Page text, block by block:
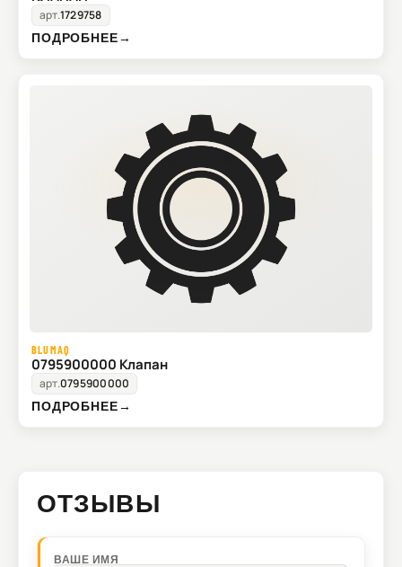
арт.1729758
ПОДРОБНЕЕ→
BLUMAQ
0795900000 Клапан
арт.0795900000
ПОДРОБНЕЕ→
ОТЗЫВЫ
ВАШЕ ИМЯ